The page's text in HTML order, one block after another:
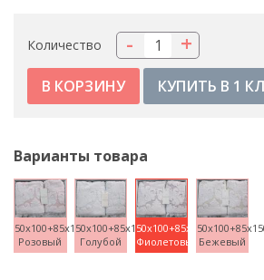
Количество +
-
КУПИТЬ В 1
Варианты товара
50x100+85x150
Розовый
50x100+85x150
Голубой
50x100+85x150
Фиолетовый Бежевый